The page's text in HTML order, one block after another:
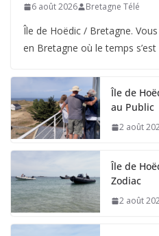
6 août 2026 Bretagne Télé
Île de Hoëdic / Bretagne.
en Bretagne où le temps
Île de
au Public
2 août
Île de
Zodiac
2 août